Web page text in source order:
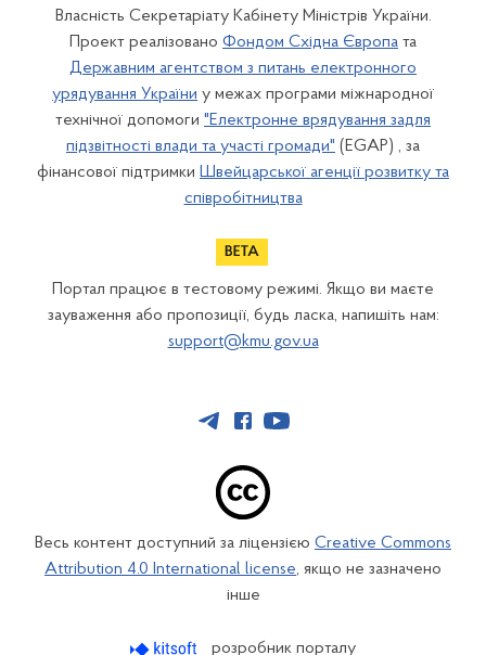
Власність Секретаріату Кабінету Міністрів України.
Проект реалізовано Фондом Східна Європа та
Державним агентством з питань електронного
урядування України у межах програми міжнародної
технічної допомоги "Електронне врядування задля
підзвітності влади та участі громади" (EGAP) , за
фінансової підтримки Швейцарської агенції розвитку та
співробітництва
Портал працює в тестовому режимі. Якщо ви маєте
зауваження або пропозиції, будь ласка, напишіть нам:
support@kmu.gov.ua
Весь контент доступний за ліцензією Creative Commons
Attribution 4.0 International license, якщо не зазначено
інше
розробник порталу